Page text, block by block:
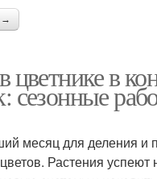
→
цветнике в
сезонные
месяц для деления и
Растения успеют